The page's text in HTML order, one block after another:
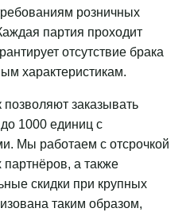
розничных
партия проходит
отсутствие брака
характеристикам.
позволяют заказывать
1000 единиц с
Мы работаем с отсрочкой
а также
скидки при крупных
таким образом,